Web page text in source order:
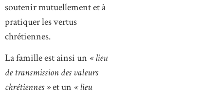
soutenir mutuellement et à
pratiquer les vertus
chrétiennes.
La famille est ainsi un « lieu
de transmission des valeurs
chrétiennes »et un « lieu